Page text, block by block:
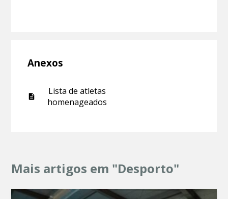
Anexos
Lista de atletas
homenageados
Mais artigos em "Desporto"